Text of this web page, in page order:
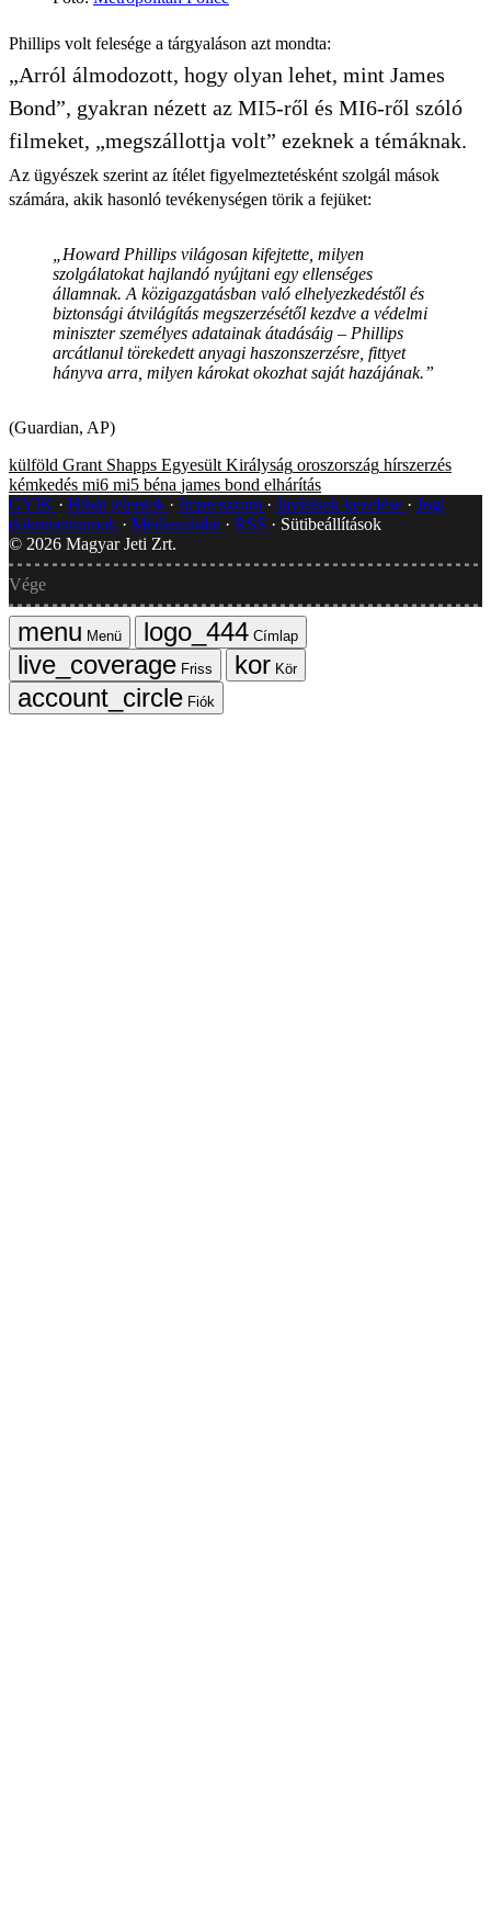
Phillips volt felesége a tárgyaláson azt mondta:
„Arról álmodozott, hogy olyan lehet, mint James
Bond”, gyakran nézett az MI5-ről és MI6-ről szóló
filmeket, „megszállottja volt” ezeknek a témáknak.
Az ügyészek szerint az ítélet figyelmeztetésként szolgál mások
számára, akik hasonló tevékenységen törik a fejüket:
„Howard Phillips világosan kifejtette, milyen
szolgálatokat hajlandó nyújtani egy ellenséges
államnak. A közigazgatásban való elhelyezkedéstől és
biztonsági átvilágítás megszerzésétől kezdve a védelmi
miniszter személyes adatainak átadásáig – Phillips
arcátlanul törekedett anyagi haszonszerzésre, fittyet
hányva arra, milyen károkat okozhat saját hazájának.”
(Guardian, AP)
külföld Grant Shapps Egyesült Királyság oroszország hírszerzés
kémkedés mi6 mi5 béna james bond elhárítás
GYIK
Hibát jelentek Impresszum Javítások kezelése
Jogi
dokumentumok
Médiaajánlat RSS
Sütibeállítások
© 2026 Magyar Jeti Zrt.
Vége
Menü
Címlap
Friss
Kör
Fiók